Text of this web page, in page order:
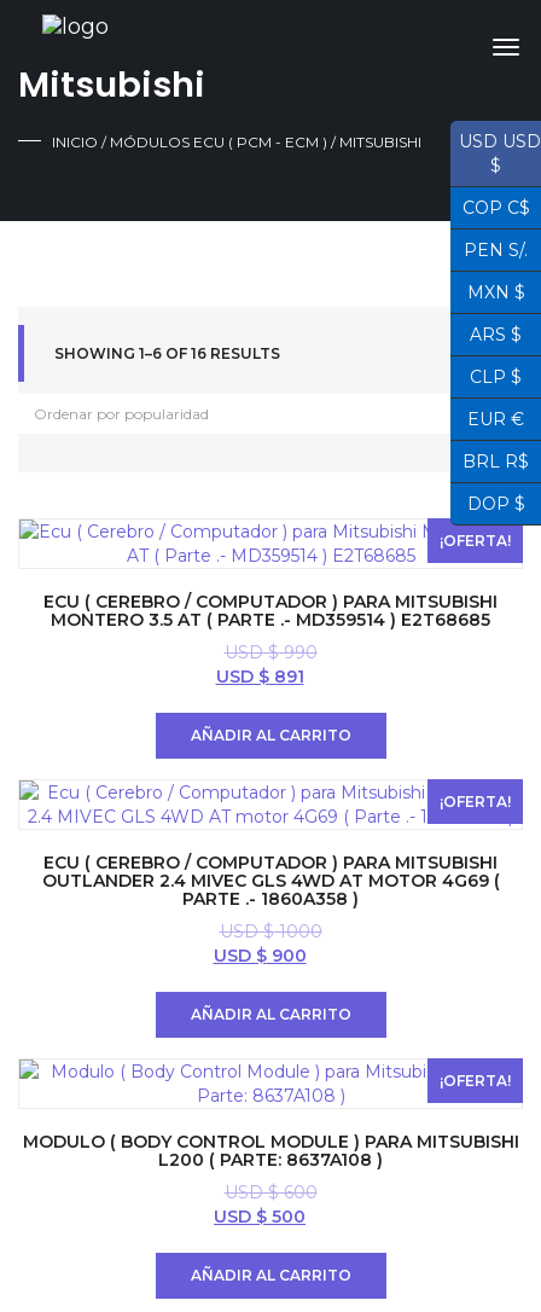
Mitsubishi
INICIO / MÓDULOS ECU ( PCM - ECM ) / MITSUBISHI
SHOWING 1–6 OF 16 RESULTS
¡OFERTA!
ECU ( CEREBRO / COMPUTADOR ) PARA MITSUBISHI
MONTERO 3.5 AT ( PARTE .- MD359514 ) E2T68685
USD $990
El
$ 990.
USD $891El
$ 891.
AÑADIR AL CARRITO
¡OFERTA!
ECU ( CEREBRO / COMPUTADOR ) PARA MITSUBISHI
OUTLANDER 2.4 MIVEC GLS 4WD AT MOTOR 4G69 (
PARTE .- 1860A358 )
USD $1000
El
era:
$ 1000.
USD $900El
es:
$ 900.
AÑADIR AL CARRITO
¡OFERTA!
MODULO ( BODY CONTROL MODULE ) PARA MITSUBISHI
L200 ( PARTE: 8637A108 )
USD $600
El
era:
USD $ 500
es:
AÑADIR AL CARRITO
USD USD
$
COP C$
PEN S/.
MXN $
ARS $
CLP $
EUR €
BRL R$
DOP $